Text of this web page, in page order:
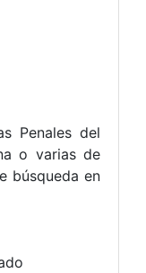
Penales del
o varias de
búsqueda en